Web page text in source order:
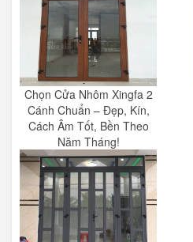
Chọn Cửa Nhôm Xingfa 2
Cánh Chuẩn – Đẹp, Kín,
Cách Âm Tốt, Bền Theo
Năm Tháng!